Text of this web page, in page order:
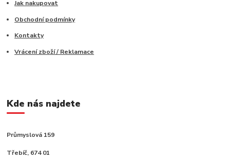
Jak nakupovat
Obchodní podmínky
Kontakty
Vrácení zboží / Reklamace
Kde nás najdete
Průmyslová 159
Třebíč, 674 01